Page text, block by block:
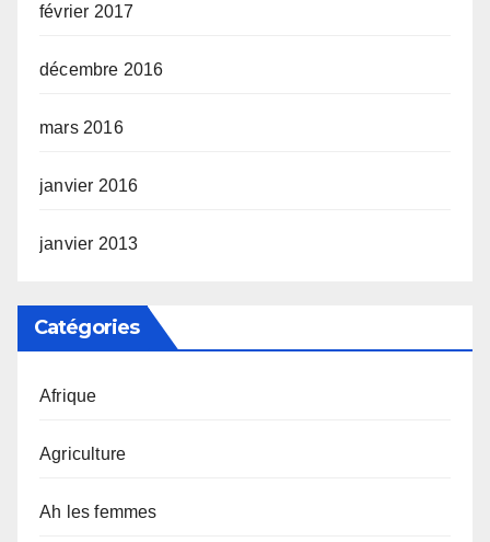
février 2017
décembre 2016
mars 2016
janvier 2016
janvier 2013
Catégories
Afrique
Agriculture
Ah les femmes